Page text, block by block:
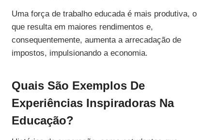
Uma força de trabalho educada é mais produtiva, o
que resulta em maiores rendimentos e,
consequentemente, aumenta a arrecadação de
impostos, impulsionando a economia.
Quais São Exemplos De
Experiências Inspiradoras Na
Educação?